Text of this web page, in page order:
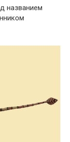
названием